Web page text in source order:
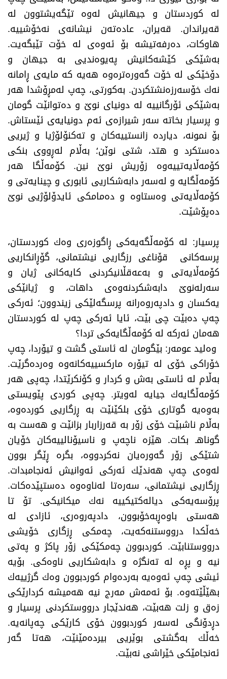
له‌ كوردستان و جیهانیش له‌وه‌ تێگه‌یشتوون له‌
قه‌یراندان. قه‌یران، عاده‌ته‌ن نیشانه‌ی نه‌خۆشییه‌.
هاوكات، ده‌رفه‌تیشه‌ بۆ ئه‌وه‌ی له‌ خۆت تێبگه‌یت.
به‌شێكی كێشه‌كانیش په‌یوه‌ندیی به‌ جیهان و
دۆخێكی له‌ خۆت گه‌وره‌تره‌وه‌ هه‌یه‌ كه‌ مایه‌ی ڕامانه‌
نه‌ك خۆسه‌رزه‌نشتكردن. به‌كورتی، چه‌پ له‌مڕۆشدا هه‌ر
به‌شێكی ئۆرگانییه‌ له‌ دونیای نوێ و ده‌توانێت گومان
و پرسیار بخاته‌ سه‌ر شیرازه‌ی ئه‌م دونیایه‌ی ئێستاش.
بۆ نمونه‌، دیارده‌ زانستییه‌كان و ته‌كنۆلۆژیا و ژیریی
ده‌ستكرد و هتد، شتی نوێن؛ به‌ڵام له‌ڕووی بنكی
كۆمه‌ڵایه‌تییه‌وه‌ زۆریش نوێ نین. كۆمه‌ڵگا هه‌ر
كۆمه‌ڵگایه‌ و له‌سه‌ر دابه‌شكاریی ئابوری و چینایه‌تی و
كۆمه‌ڵایه‌تی وه‌ستاوه‌ و ده‌مامكی ئایدۆلۆژیی نوێ
ده‌پۆشێت.
پرسیار: لە كۆمەڵگەیەكی ڕاگوزەری وەك كوردستان،
پرسەكانی قۆناغی رزگاریی نیشتمانی، گۆڕانكاریی
كۆمەڵایەتی و بەعه‌قڵانیكردنی كایەكانی ژیان و
سەرلەنوێ‌ دابەشكردنەوەی داهات، و ژیانێكی
یەكسان و دادپەروەرانە پرسگەلێكی زیندوون؛ ئەركی
چەپ دەبێت چی بێت، ئایا ئەركی چەپ لە كوردستان
هەمان ئەركە لە كۆمەڵگایەكی تردا؟
وه‌لید عومه‌ر: بێگومان له‌ ئاستی گشت و تیۆردا، چه‌پ
خۆراكی خۆی له‌ تیۆره‌ ماركسییه‌كانه‌وه‌ وه‌رده‌گرێت.
به‌ڵام له‌ ئاستی به‌ش و كردار و كۆنكرێتدا، چه‌پی هه‌ر
كۆمه‌ڵگایه‌ك جیایه‌ له‌ویتر. چه‌پی كوردی پێویستی
به‌وه‌یه‌ گوتاری خۆی بلكێنێت به‌ ڕزگاریی كورده‌وه‌،
به‌ڵام ناشبێت خۆی زۆر به‌ قه‌رزاربار بزانێت و هه‌ست به‌
گوناهـ بكات. هێزه‌ ناچه‌پ و ناسیۆنالییه‌كان خۆیان
شتێكی زۆر گه‌وره‌یان نه‌كردووه‌، بگره‌ ڕێگر بوون
له‌وه‌ی چه‌پ هه‌ندێك ئه‌ركی ئه‌وانیش ئه‌نجامبدات.
ڕزگاریی نیشتمانی، سه‌ره‌تا له‌ناوه‌وه‌ ده‌ستپێده‌كات.
پرۆسه‌یه‌كی دیاله‌كتیكییه‌ نه‌ك میكانیكی. تۆ تا
هه‌ستی باوه‌ڕبه‌خۆبوون، دادپه‌روه‌ری، ئازادی له‌
خه‌ڵكدا درووستنه‌كه‌یت، چه‌مكی ڕزگاری خۆیشی
درووستنابێت. كوردبوون چه‌مكێكی زۆر پاكژ و په‌تی
نیه‌ و پڕه‌ له‌ ته‌نگژه‌ و دابه‌شكاریی ناوه‌كی. بۆیه‌
ئیشی چه‌پ ئه‌وه‌یه‌ به‌رده‌وام كوردبوون وه‌ك گرژییه‌ك
بهێڵێته‌وه‌. بۆ ئه‌مه‌ش مه‌رج نیه‌ هه‌میشه‌ كردارێكی
زه‌ق و زلت هه‌بێت، هه‌ندێجار درووستكردنی پرسیار و
دڕدۆنگی له‌سه‌ر كوردبوون خۆی كارێكی چه‌پانه‌یه‌.
خه‌ڵك به‌گشتی بوێریی بیرده‌مێنێت، هه‌تا گه‌ر
ئه‌نجامێكی خێراشی نه‌بێت.